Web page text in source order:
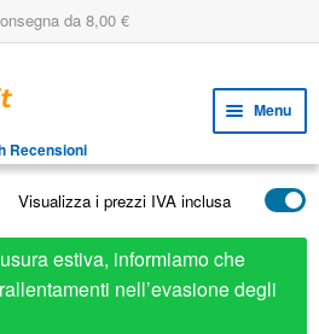
da 8,00 €
Menu
il
menu
child
child
Recensioni
Visualizza i prezzi IVA inclusa
estiva, informiamo che
nell’evasione degli